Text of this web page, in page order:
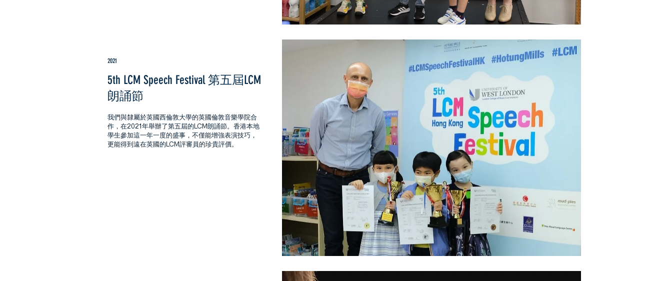
2021
5th LCM Speech Festival 第五屆LCM
朗誦節
我們與隸屬於英國西倫敦大學的英國倫敦音樂學院合
作，在2021年舉辦了第五屆的LCM朗誦節。香港本地
學生參加這一年一度的盛事，不僅能增強表演技巧，
更能得到遠在英國的LCM評審員的珍貴評價。